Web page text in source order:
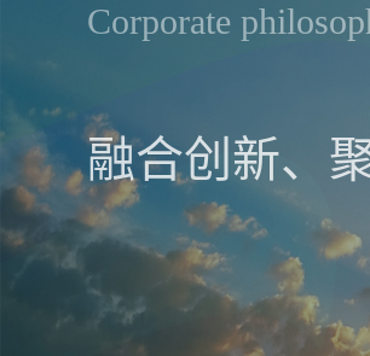
Corporate
融合创新、